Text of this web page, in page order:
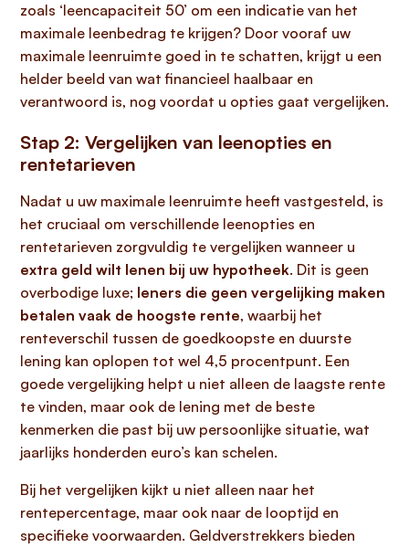
zoals ‘leencapaciteit 50’ om een indicatie van het
maximale leenbedrag te krijgen? Door vooraf uw
maximale leenruimte goed in te schatten, krijgt u een
helder beeld van wat financieel haalbaar en
verantwoord is, nog voordat u opties gaat vergelijken.
Stap 2: Vergelijken van leenopties en
rentetarieven
Nadat u uw maximale leenruimte heeft vastgesteld, is
het cruciaal om verschillende leenopties en
rentetarieven zorgvuldig te vergelijken wanneer u
extra geld wilt lenen bij uw hypotheek. Dit is geen
overbodige luxe; leners die geen vergelijking maken
betalen vaak de hoogste rente, waarbij het
renteverschil tussen de goedkoopste en duurste
lening kan oplopen tot wel 4,5 procentpunt. Een
goede vergelijking helpt u niet alleen de laagste rente
te vinden, maar ook de lening met de beste
kenmerken die past bij uw persoonlijke situatie, wat
jaarlijks honderden euro’s kan schelen.
Bij het vergelijken kijkt u niet alleen naar het
rentepercentage, maar ook naar de looptijd en
specifieke voorwaarden. Geldverstrekkers bieden